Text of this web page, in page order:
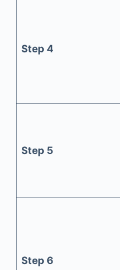
Step 4
Step 5
Step 6